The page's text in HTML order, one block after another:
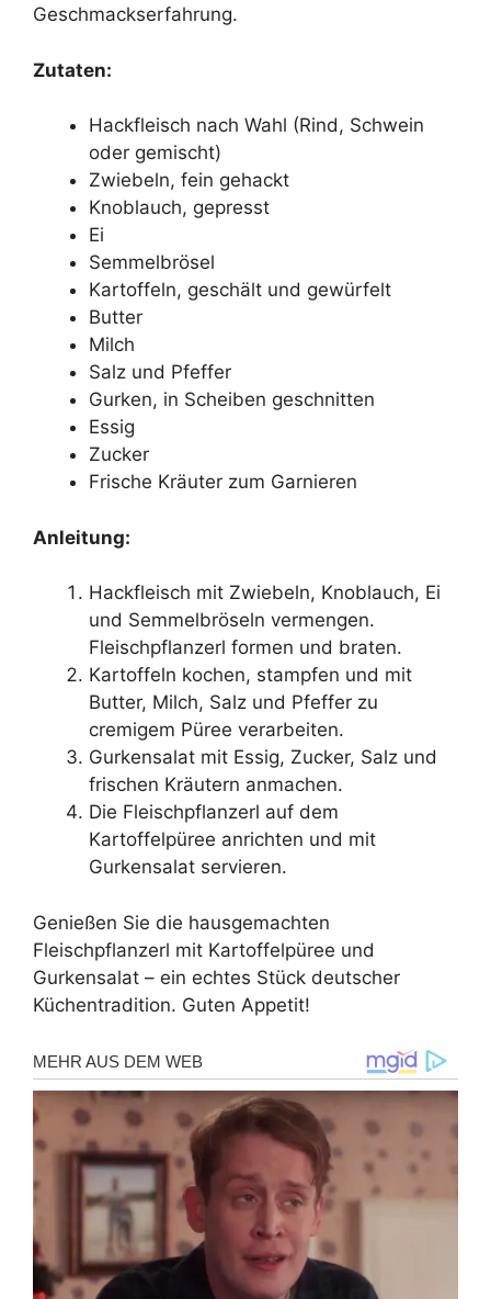
Geschmackserfahrung.
Zutaten:
Hackfleisch nach Wahl (Rind, Schwein
oder gemischt)
Zwiebeln, fein gehackt
Knoblauch, gepresst
Ei
Semmelbrösel
Kartoffeln, geschält und gewürfelt
Butter
Milch
Salz und Pfeffer
Gurken, in Scheiben geschnitten
Essig
Zucker
Frische Kräuter zum Garnieren
Anleitung:
Hackfleisch mit Zwiebeln, Knoblauch, Ei
und Semmelbröseln vermengen.
Fleischpflanzerl formen und braten.
Kartoffeln kochen, stampfen und mit
Butter, Milch, Salz und Pfeffer zu
cremigem Püree verarbeiten.
Gurkensalat mit Essig, Zucker, Salz und
frischen Kräutern anmachen.
Die Fleischpflanzerl auf dem
Kartoffelpüree anrichten und mit
Gurkensalat servieren.
Genießen Sie die hausgemachten
Fleischpflanzerl mit Kartoffelpüree und
Gurkensalat – ein echtes Stück deutscher
Küchentradition. Guten Appetit!